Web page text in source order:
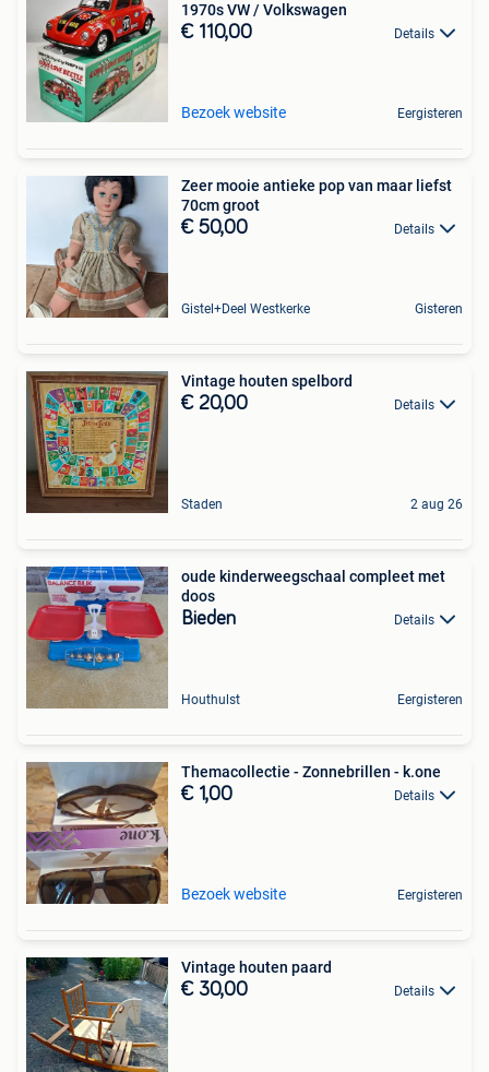
1970s VW / Volkswagen
€ 110,00 Details
Bezoek website Eergisteren
Zeer mooie antieke pop van maar liefst
70cm groot
€ 50,00 Details
Gistel+Deel Westkerke Gisteren
Vintage houten spelbord
€ 20,00 Details
Staden 2 aug 26
oude kinderweegschaal compleet met
doos
Bieden Details
Houthulst Eergisteren
Themacollectie - Zonnebrillen - k.one
€ 1,00 Details
Bezoek website Eergisteren
Vintage houten paard
€ 30,00 Details